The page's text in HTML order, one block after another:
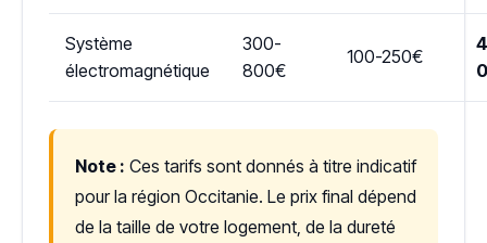
Système
électromagnétique
300-
800€
100-250€
Note : Ces tarifs sont donnés à titre indicatif
pour la région Occitanie. Le prix final dépend
de la taille de votre logement, de la dureté